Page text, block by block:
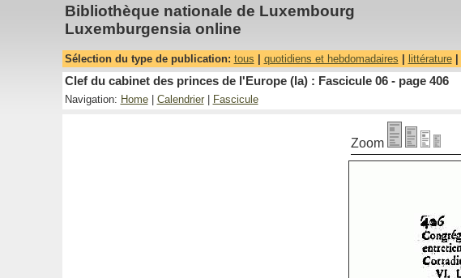
Bibliothèque nationale de Luxembourg
Luxemburgensia online
Sélection du type de publication: tous quotidiens et hebdomadaires littérature|
Clef du cabinet des princes de l'Europe (la) : Fascicule 06 - page 406
Navigation: Home| Calendrier| Fascicule
Zoom